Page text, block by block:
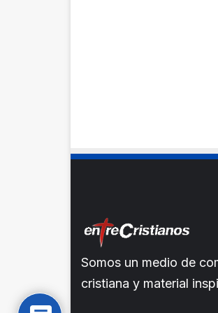
Somos un medio de
cristiana y material